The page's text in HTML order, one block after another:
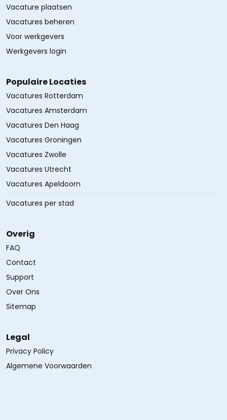
Vacature plaatsen
Vacatures beheren
Voor werkgevers
Werkgevers login
Populaire Locaties
Vacatures Rotterdam
Vacatures Amsterdam
Vacatures Den Haag
Vacatures Groningen
Vacatures Zwolle
Vacatures Utrecht
Vacatures Apeldoorn
Vacatures per stad
Overig
FAQ
Contact
Support
Over Ons
Sitemap
Legal
Privacy Policy
Algemene Voorwaarden